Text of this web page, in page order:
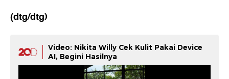
(dtg/dtg)
Video: Nikita Willy Cek Kulit Pakai Device
AI, Begini Hasilnya